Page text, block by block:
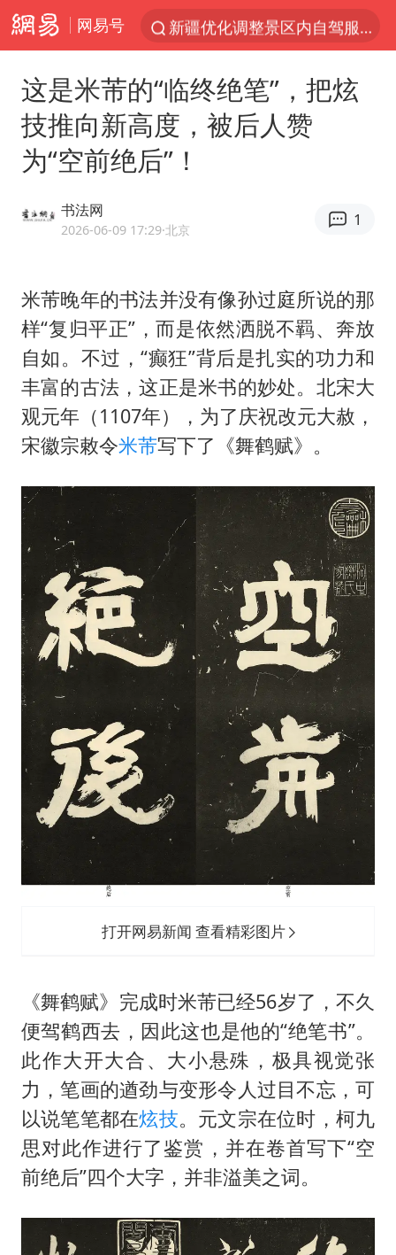
网易号
几元成本的AI广告导致千万市值蒸发
夏日经济乘“热”而上 消费市场向“新”而行
白海豚将正面袭击贯穿浙江
酒店回应车内过夜被收150元
黄金牛市回来了吗
酒店花洒现排泄物住客索赔遭拒
36岁男演员成景区NPC后人气爆棚
乐享全民健身 共筑健康中国
这是米芾的“临终绝笔”，把炫
技推向新高度，被后人赞
为“空前绝后”！
书法网
2026-06-09 17:29·北京
1
米芾晚年的书法并没有像孙过庭所说的那
样“复归平正”，而是依然洒脱不羁、奔放
自如。不过，“癫狂”背后是扎实的功力和
丰富的古法，这正是米书的妙处。北宋大
观元年（1107年），为了庆祝改元大赦，
宋徽宗敕令米芾写下了《舞鹤赋》。
打开网易新闻 查看精彩图片
《舞鹤赋》完成时米芾已经56岁了，不久
便驾鹤西去，因此这也是他的“绝笔书”。
此作大开大合、大小悬殊，极具视觉张
力，笔画的遒劲与变形令人过目不忘，可
以说笔笔都在炫技。元文宗在位时，柯九
思对此作进行了鉴赏，并在卷首写下“空
前绝后”四个大字，并非溢美之词。